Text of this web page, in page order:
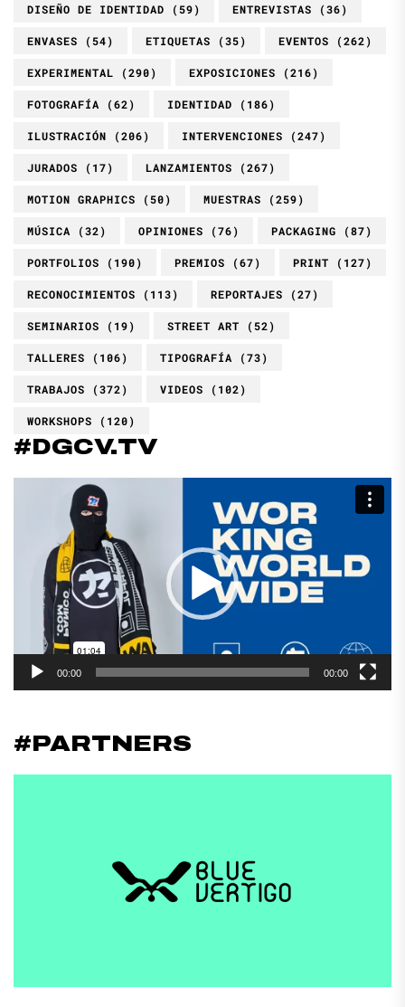
DISEÑO DE IDENTIDAD (59) ENTREVISTAS (36)
ENVASES (54) ETIQUETAS (35) EVENTOS (262)
EXPERIMENTAL (290) EXPOSICIONES (216)
FOTOGRAFÍA (62) IDENTIDAD (186)
ILUSTRACIÓN (206) INTERVENCIONES (247)
JURADOS (17) LANZAMIENTOS (267)
MOTION GRAPHICS (50) MUESTRAS (259)
MÚSICA (32) OPINIONES (76) PACKAGING (87)
PORTFOLIOS (190) PREMIOS (67) PRINT (127)
RECONOCIMIENTOS (113) REPORTAJES (27)
SEMINARIOS (19) STREET ART (52)
TALLERES (106) TIPOGRAFÍA (73)
TRABAJOS (372) VIDEOS (102)
WORKSHOPS (120)
#DGCV.TV
Reproductor
00:00 00:00
#PARTNERS